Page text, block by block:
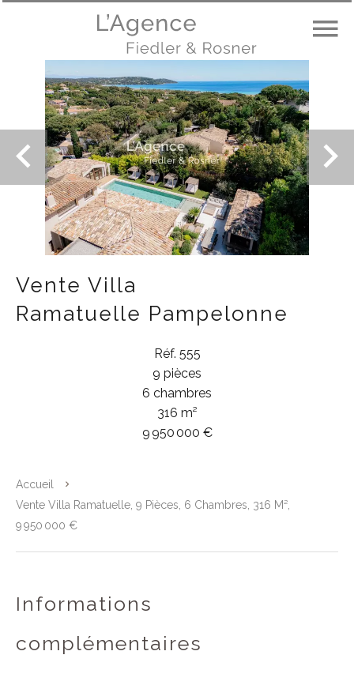
Vente Villa
Ramatuelle Pampelonne
Réf. 555
9 pièces
6 chambres
316 m²
9 950 000 €
Accueil
Vente Villa Ramatuelle, 9 Pièces, 6 Chambres, 316 M²,
9 950 000 €
Informations
complémentaires